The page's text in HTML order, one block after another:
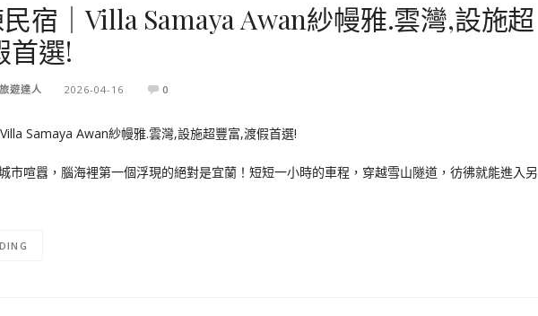
宿｜Villa Samaya Awan紗幔雅.雲灣,設施超
首選!
遊達人 2026-04-16 0
市喧囂，腦海裡第一個浮現的絕對是宜蘭！短短一小時的車程，穿越雪山隧道，彷彿就能進入另